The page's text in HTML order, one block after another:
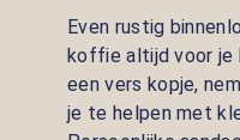
Even rustig
koffie altijd voor je
een vers kopje,
je te helpen met